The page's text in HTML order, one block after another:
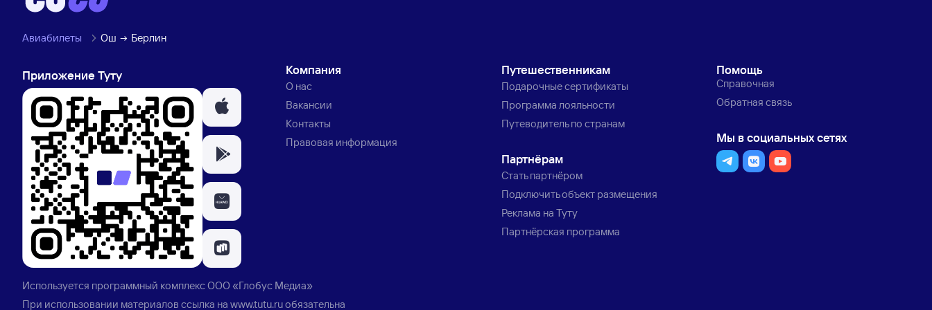
Авиабилеты Ош Берлин
Приложение Туту Компания
О нас
Вакансии
Контакты
Правовая информация
Путешественникам
Подарочные сертификаты
Программа лояльности
Путеводитель по странам
Партнёрам
Стать партнёром
Подключить объект размещения
Реклама на Туту
Партнёрская программа
Помощь
Справочная
Обратная связь
Мы в социальных сетях
Используется программный комплексООО «Глобус Медиа»
При использовании материалов ссылка на www.tutu.ruобязательна